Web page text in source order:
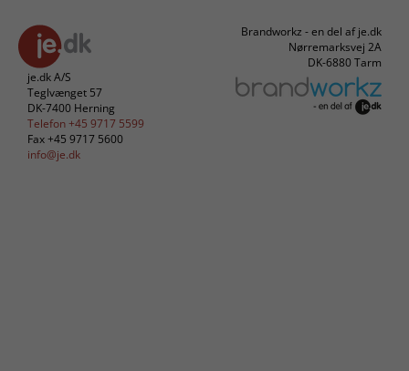
je.dk A/S
Teglvænget 57
DK-7400 Herning
Telefon +45 9717 5599
Fax +45 9717 5600
info@je.dk
Brandworkz - en del af je.dk
Nørremarksvej 2A
DK-6880 Tarm